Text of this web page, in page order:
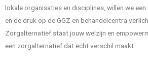
lokale organisaties en disciplines, willen we
en de druk op de GGZ en behandelcentra
Zorgalternatief staat jouw welzijn en
een zorgalternatief dat echt verschil maakt.